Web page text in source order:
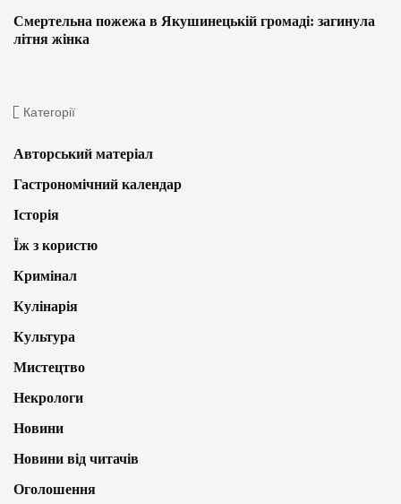
Смертельна пожежа в Якушинецькій громаді: загинула
літня жінка
Категорії
Авторський матеріал
Гастрономічний календар
Історія
Їж з користю
Кримінал
Кулінарія
Культура
Мистецтво
Некрологи
Новини
Новини від читачів
Оголошення